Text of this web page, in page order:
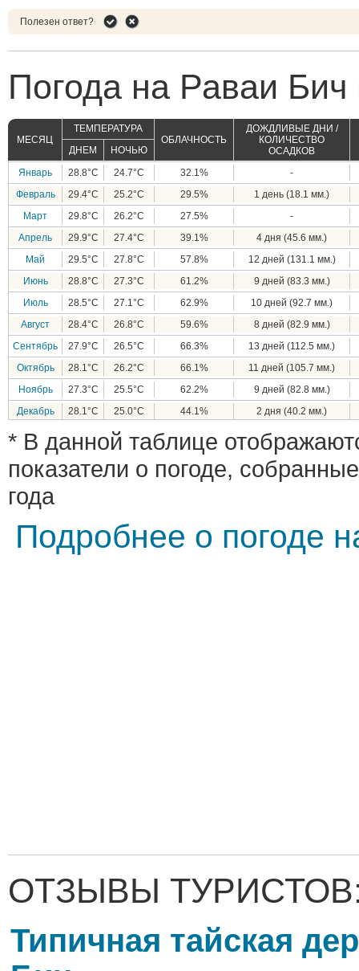
Полезен ответ?
Погода на Раваи
МЕСЯЦ
ТЕМПЕРАТУРА
ОБЛАЧНОСТЬ
ДОЖДЛИВЫЕ ДНИ /
КОЛИЧЕСТВО
ОСАДКОВ
ДНЕМ
НОЧЬЮ
Январь
28.8°C 24.7°C 32.1%
-
Февраль
29.4°C 25.2°C 29.5%
1 день (18.1 мм.)
Март
29.8°C 26.2°C 27.5%
-
Апрель
29.9°C 27.4°C 39.1%
4 дня (45.6 мм.)
Май
29.5°C 27.8°C 57.8%
12 дней (131.1 мм.)
Июнь
28.8°C 27.3°C 61.2%
9 дней (83.3 мм.)
Июль
28.5°C 27.1°C 62.9%
10 дней (92.7 мм.)
Август
28.4°C 26.8°C 59.6%
8 дней (82.9 мм.)
Сентябрь
27.9°C 26.5°C 66.3%
13 дней (112.5 мм.)
Октябрь
28.1°C 26.2°C 66.1%
11 дней (105.7 мм.)
Ноябрь
27.3°C 25.5°C 62.2%
9 дней (82.8 мм.)
Декабрь
28.1°C 25.0°C 44.1% 2 дня (40.2 мм.)
* В данной таблице
показатели о погоде,
года
Подробнее о погоде
ОТЗЫВЫ
Типичная тайская